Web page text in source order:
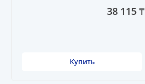
38 115 ₸
Купить